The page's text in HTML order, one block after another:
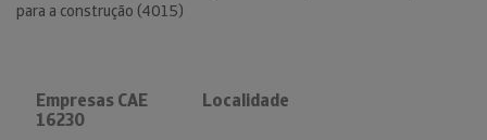
para a construção (4015)
Empresas CAE
16230
Localidade